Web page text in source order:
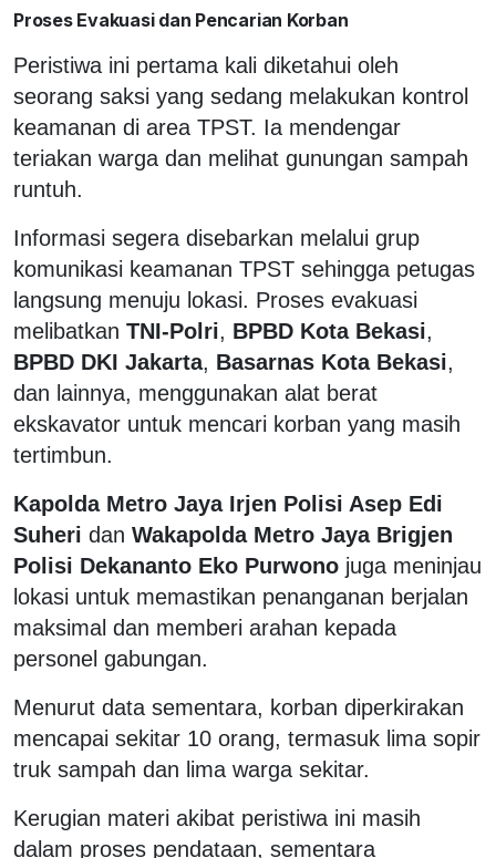
Proses Evakuasi dan Pencarian Korban
Peristiwa ini pertama kali diketahui oleh
seorang saksi yang sedang melakukan kontrol
keamanan di area TPST. Ia mendengar
teriakan warga dan melihat gunungan sampah
runtuh.
Informasi segera disebarkan melalui grup
komunikasi keamanan TPST sehingga petugas
langsung menuju lokasi. Proses evakuasi
melibatkan TNI-Polri, BPBD Kota Bekasi,
BPBD DKI Jakarta, Basarnas Kota Bekasi,
dan lainnya, menggunakan alat berat
ekskavator untuk mencari korban yang masih
tertimbun.
Kapolda Metro Jaya Irjen Polisi Asep Edi
Suheri dan Wakapolda Metro Jaya Brigjen
Polisi Dekananto Eko Purwono juga meninjau
lokasi untuk memastikan penanganan berjalan
maksimal dan memberi arahan kepada
personel gabungan.
Menurut data sementara, korban diperkirakan
mencapai sekitar 10 orang, termasuk lima sopir
truk sampah dan lima warga sekitar.
Kerugian materi akibat peristiwa ini masih
dalam proses pendataan, sementara